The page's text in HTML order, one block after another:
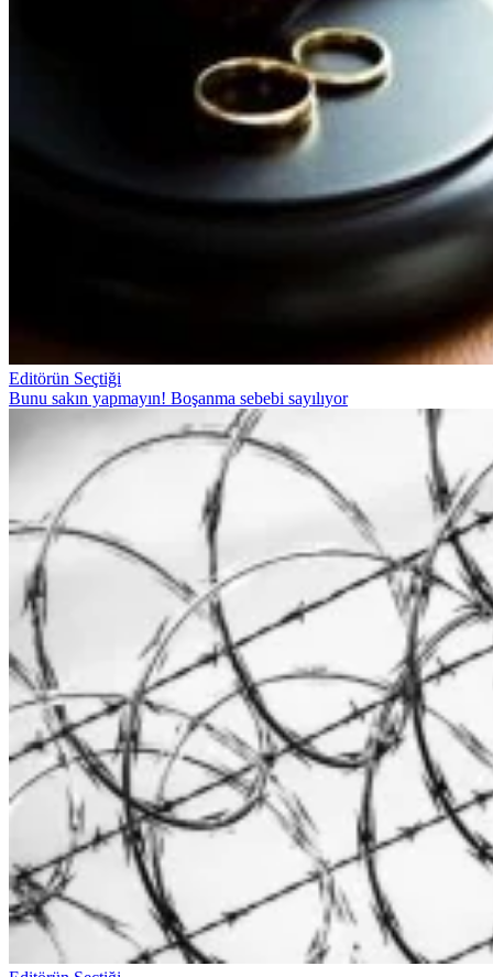
Editörün Seçtiği
Bunu sakın yapmayın! Boşanma sebebi sayılıyor